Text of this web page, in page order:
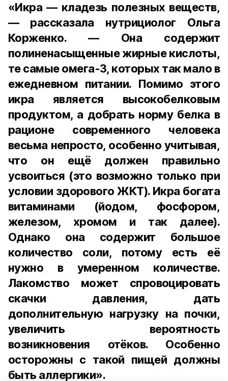
«Икра — кладезь полезных веществ,
— рассказала нутрициолог Ольга
Корженко. — Она содержит
полиненасыщенные жирные кислоты,
те самые омега-3, которых так мало в
ежедневном питании. Помимо этого
икра является высокобелковым
продуктом, а добрать норму белка в
рационе современного человека
весьма непросто, особенно учитывая,
что он ещё должен правильно
усвоиться (это возможно только при
условии здорового ЖКТ). Икра богата
витаминами (йодом, фосфором,
железом, хромом и так далее).
Однако она содержит большое
количество соли, потому есть её
нужно в умеренном количестве.
Лакомство может спровоцировать
скачки давления, дать
дополнительную нагрузку на почки,
увеличить вероятность
возникновения отёков. Особенно
осторожны с такой пищей должны
быть аллергики».